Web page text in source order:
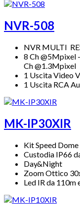
NVR-508
NVR MULTI
8 Ch @5Mpixel
Ch @1.3Mpixel
1 Uscita Video
1 Uscita RCA
MK-IP30XIR
Kit Speed
Custodia IP66
Day&Night
Zoom Ottico
Led IR da 110m